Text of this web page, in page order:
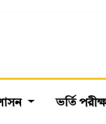
ভর্তি